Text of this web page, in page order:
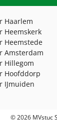
Haarlem
Heemskerk
Heemstede
Amsterdam
Hillegom
Hoofddorp
IJmuiden
© 2026 MVstuc